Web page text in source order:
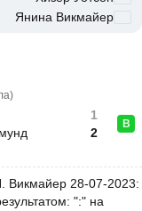
Янина Викмайер
1
2
В
Викмайер 28-07-2023:
":" на